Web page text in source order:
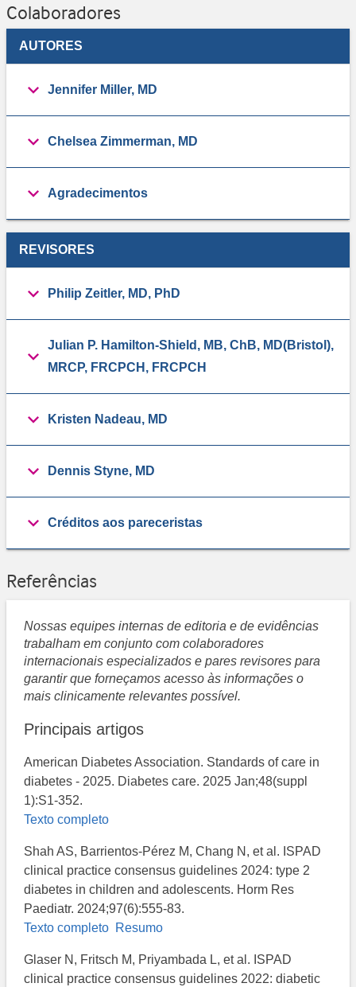
Colaboradores
AUTORES
Jennifer Miller, MD
Chelsea Zimmerman, MD
Agradecimentos
REVISORES
Philip Zeitler, MD, PhD
Julian P. Hamilton-Shield, MB, ChB, MD(Bristol),
MRCP, FRCPCH, FRCPCH
Kristen Nadeau, MD
Dennis Styne, MD
Créditos aos pareceristas
Referências
Nossas equipes internas de editoria e de evidências
trabalham em conjunto com colaboradores
internacionais especializados e pares revisores para
garantir que forneçamos acesso às informações o
mais clinicamente relevantes possível.
Principais artigos
American Diabetes Association. Standards of care in
diabetes - 2025. Diabetes care. 2025 Jan;48(suppl
1):S1-352.
Texto completo
Shah AS, Barrientos-Pérez M, Chang N, et al. ISPAD
clinical practice consensus guidelines 2024: type 2
diabetes in children and adolescents. Horm Res
Paediatr. 2024;97(6):555-83.
Texto completo Resumo
Glaser N, Fritsch M, Priyambada L, et al. ISPAD
clinical practice consensus guidelines 2022: diabetic